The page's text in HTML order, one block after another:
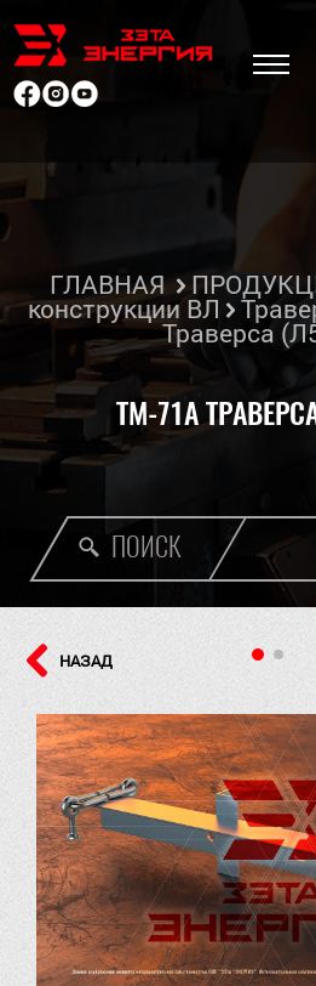
ПОИСК
ГЛАВНАЯ
конструкции ВЛ
Траверса
ТМ-71А
НАЗАД